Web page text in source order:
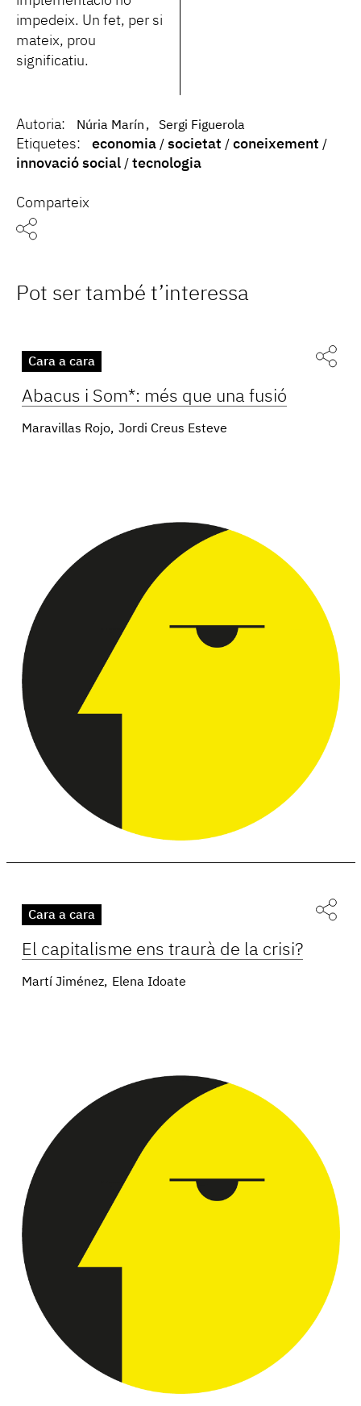
impedeix. Un fet, per si
mateix, prou
significatiu.
Autoria: Núria Marín Sergi Figuerola
Etiquetes: economia societat
coneixement
innovació social
tecnologia
Comparteix
Pot ser també t’interessa
Cara a cara
Abacus i Som*: més que una fusió
Maravillas Rojo Jordi Creus Esteve
Cara a cara
El capitalisme ens traurà de la crisi?
Martí Jiménez Elena Idoate